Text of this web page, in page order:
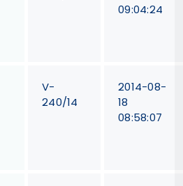
09:04:24
V-
240/14
2014-08-
18
08:58:07